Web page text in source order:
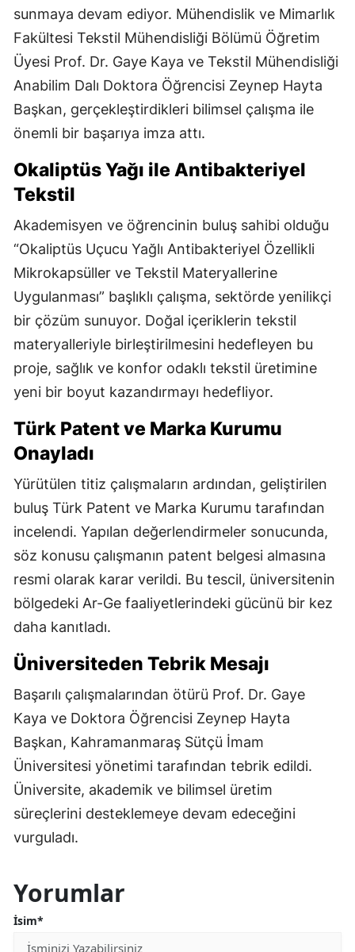
sunmaya devam ediyor. Mühendislik ve Mimarlık
Fakültesi Tekstil Mühendisliği Bölümü Öğretim
Üyesi Prof. Dr. Gaye Kaya ve Tekstil Mühendisliği
Anabilim Dalı Doktora Öğrencisi Zeynep Hayta
Başkan, gerçekleştirdikleri bilimsel çalışma ile
önemli bir başarıya imza attı.
Okaliptüs Yağı ile Antibakteriyel
Tekstil
Akademisyen ve öğrencinin buluş sahibi olduğu
“Okaliptüs Uçucu Yağlı Antibakteriyel Özellikli
Mikrokapsüller ve Tekstil Materyallerine
Uygulanması” başlıklı çalışma, sektörde yenilikçi
bir çözüm sunuyor. Doğal içeriklerin tekstil
materyalleriyle birleştirilmesini hedefleyen bu
proje, sağlık ve konfor odaklı tekstil üretimine
yeni bir boyut kazandırmayı hedefliyor.
Türk Patent ve Marka Kurumu
Onayladı
Yürütülen titiz çalışmaların ardından, geliştirilen
buluş Türk Patent ve Marka Kurumu tarafından
incelendi. Yapılan değerlendirmeler sonucunda,
söz konusu çalışmanın patent belgesi almasına
resmi olarak karar verildi. Bu tescil, üniversitenin
bölgedeki Ar-Ge faaliyetlerindeki gücünü bir kez
daha kanıtladı.
Üniversiteden Tebrik Mesajı
Başarılı çalışmalarından ötürü Prof. Dr. Gaye
Kaya ve Doktora Öğrencisi Zeynep Hayta
Başkan, Kahramanmaraş Sütçü İmam
Üniversitesi yönetimi tarafından tebrik edildi.
Üniversite, akademik ve bilimsel üretim
süreçlerini desteklemeye devam edeceğini
vurguladı.
Yorumlar
İsim*